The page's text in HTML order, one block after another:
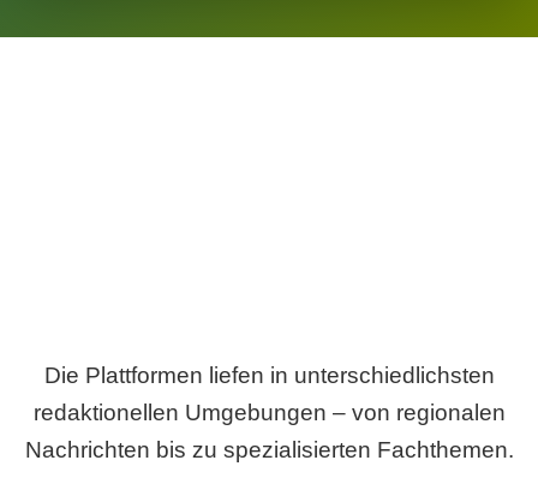
Die Plattformen liefen in unterschiedlichsten
redaktionellen Umgebungen – von regionalen
Nachrichten bis zu spezialisierten Fachthemen.